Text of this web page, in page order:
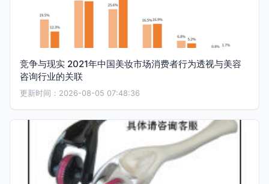
竞争与现实 2021年中国美妆市场消费者行为透视与美容
咨询行业的关联
更新时间：2026-08-05 07:48:36